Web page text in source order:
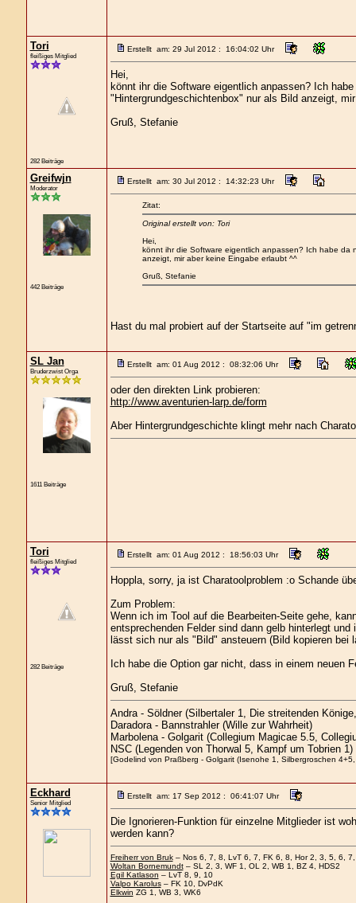
Tori
fleißiges Mitglied
282 Beiträge
Erstellt am: 29 Jul 2012 : 16:04:02 Uhr
Hei,
könnt ihr die Software eigentlich anpassen? Ich
"Hintergrundgeschichtenbox" nur als Bild anzeigt,
Gruß, Stefanie
Greifwjn
Moderator
442 Beiträge
Erstellt am: 30 Jul 2012 : 14:32:23 Uhr
Zitat:
Original erstellt von: Tori
Hei,
könnt ihr die Software eigentlich anpassen? Ich habe da
anzeigt, mir aber keine Eingabe erlaubt ^^
Gruß, Stefanie
Hast du mal probiert auf der Startseite auf "im
SL Jan
Bruderzwist Orga
1611 Beiträge
Erstellt am: 01 Aug 2012 : 08:32:06 Uhr
oder den direkten Link probieren:
http://www.aventurien-larp.de/form
Aber Hintergrundgeschichte klingt mehr nach
Tori
fleißiges Mitglied
282 Beiträge
Erstellt am: 01 Aug 2012 : 18:56:03 Uhr
Hoppla, sorry, ja ist Charatoolproblem :o Schande
Zum Problem:
Wenn ich im Tool auf die Bearbeiten-Seite gehe,
entsprechenden Felder sind dann gelb hinterlegt
lässt sich nur als "Bild" ansteuern (Bild kopieren bei
Ich habe die Option gar nicht, dass in einem neuen
Gruß, Stefanie
Andra - Söldner (Silbertaler 1, Die streitenden
Daradora - Bannstrahler (Wille zur Wahrheit)
Marbolena - Golgarit (Collegium Magicae 5.5,
NSC (Legenden von Thorwal 5, Kampf um Tobrien 1)
[Godelind von Praßberg - Golgarit (Isenohe 1, Silbergroschen
Eckhard
Senior Mitglied
Erstellt am: 17 Sep 2012 : 06:41:07 Uhr
Die Ignorieren-Funktion für einzelne Mitglieder ist
werden kann?
Freiherr von Bruk– Nos 6, 7, 8, LvT 6, 7, FK 6, 8, Hor 2, 3, 5, 6,
Woltan Bornemundt– SL 2, 3, WF 1, OL 2, WB 1, BZ 4, HDS2
Egil Katlason – LvT 8, 9, 10
Valpo Karolus– FK 10, DvPdK
Elkwin ZG 1, WB 3, WK6